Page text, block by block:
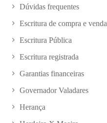
Dúvidas frequentes
Escritura de compra e venda
Escritura Pública
Escritura registrada
Garantias financeiras
Governador Valadares
Herança